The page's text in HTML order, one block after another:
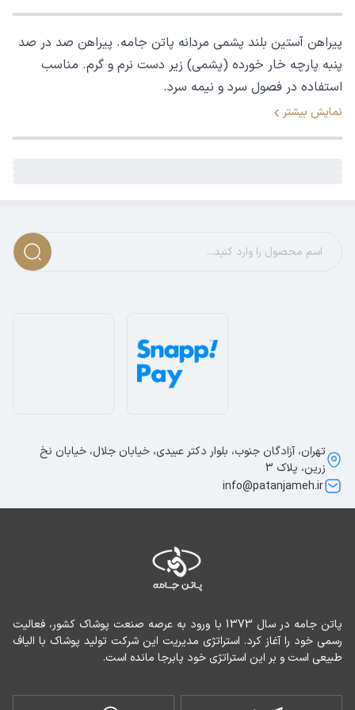
پیراهن آستین بلند پشمی مردانه پاتن جامه. پیراهن صد در صد
پنبه پارچه خار خورده (پشمی) زیر دست نرم و گرم. مناسب
استفاده در فصول سرد و نیمه سرد.
نمایش بیشتر
طبیعی است و بر این استراتژی خود پابرجا مانده است.
تهران، آزادگان جنوب، بلوار دکتر عبیدی، خیابان جلال، خیابان نخ
زرین، پلاک 3
info@patanjameh.ir